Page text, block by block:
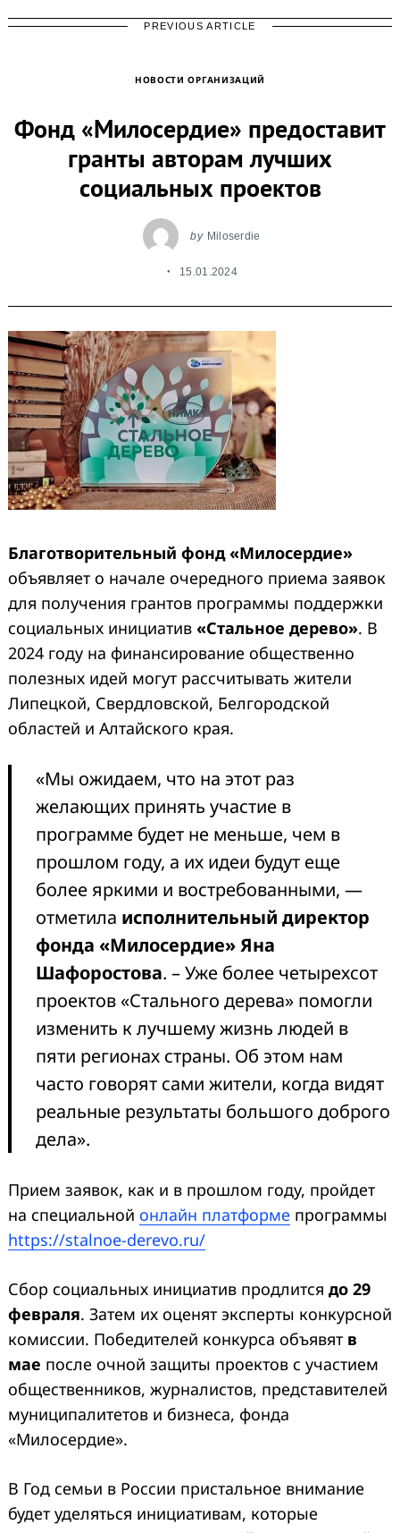
PREVIOUS ARTICLE
НОВОСТИ ОРГАНИЗАЦИЙ
Фонд «Милосердие» предоставит
гранты авторам лучших
социальных проектов
by Miloserdie
15.01.2024
Благотворительный фонд «Милосердие»
объявляет о начале очередного приема заявок
для получения грантов программы поддержки
социальных инициатив «Стальное дерево». В
2024 году на финансирование общественно
полезных идей могут рассчитывать жители
Липецкой, Свердловской, Белгородской
областей и Алтайского края.
«Мы ожидаем, что на этот раз
желающих принять участие в
программе будет не меньше, чем в
прошлом году, а их идеи будут еще
более яркими и востребованными, —
отметила исполнительный директор
фонда «Милосердие» Яна
Шафоростова. – Уже более четырехсот
проектов «Стального дерева» помогли
изменить к лучшему жизнь людей в
пяти регионах страны. Об этом нам
часто говорят сами жители, когда видят
реальные результаты большого доброго
дела».
Прием заявок, как и в прошлом году, пройдет
на специальной онлайн платформе программы
https://stalnoe-derevo.ru/
Сбор социальных инициатив продлится до 29
февраля. Затем их оценят эксперты конкурсной
комиссии. Победителей конкурса объявят в
мае после очной защиты проектов с участием
общественников, журналистов, представителей
муниципалитетов и бизнеса, фонда
«Милосердие».
В Год семьи в России пристальное внимание
будет уделяться инициативам, которые